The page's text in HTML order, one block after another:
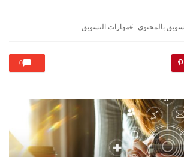
بالمحتوى مهارات التسويق
0